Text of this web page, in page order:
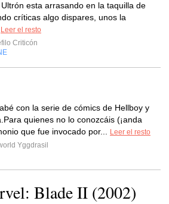
esta arrasando en la taquilla de
críticas algo dispares, unos la
Leer el resto
Criticón
con la serie de cómics de Hellboy y
quienes no lo conozcáis (¡anda
que fue invocado por...
Leer el resto
Yggdrasil
Blade II (2002)